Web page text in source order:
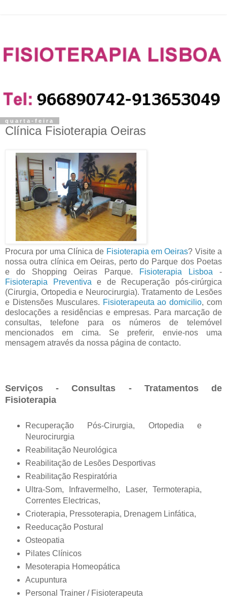
quarta-feira
Clínica Fisioterapia Oeiras
Procura por uma Clínica de Fisioterapia em Oeiras? Visite a
nossa outra clínica em Oeiras, perto do Parque dos Poetas
e do Shopping Oeiras Parque.
Fisioterapia Lisboa -
Fisioterapia Preventiva e de Recuperação pós-cirúrgica
(Cirurgia, Ortopedia e Neurocirurgia). Tratamento de Lesões
e Distensões Musculares. Fisioterapeuta ao domicilio, com
deslocações a residências e empresas. Para marcação de
consultas, telefone para os números de telemóvel
mencionados em cima. Se preferir, envie-nos uma
mensagem através da nossa página de contacto.
Serviços - Consultas - Tratamentos de
Fisioterapia
Recuperação Pós-Cirurgia, Ortopedia e
Neurocirurgia
Reabilitação Neurológica
Reabilitação de Lesões Desportivas
Reabilitação Respiratória
Ultra-Som, Infravermelho, Laser, Termoterapia,
Correntes Electricas,
Crioterapia, Pressoterapia, Drenagem Linfática,
Reeducação Postural
Osteopatia
Pilates Clínicos
Mesoterapia Homeopática
Acupuntura
Personal Trainer / Fisioterapeuta